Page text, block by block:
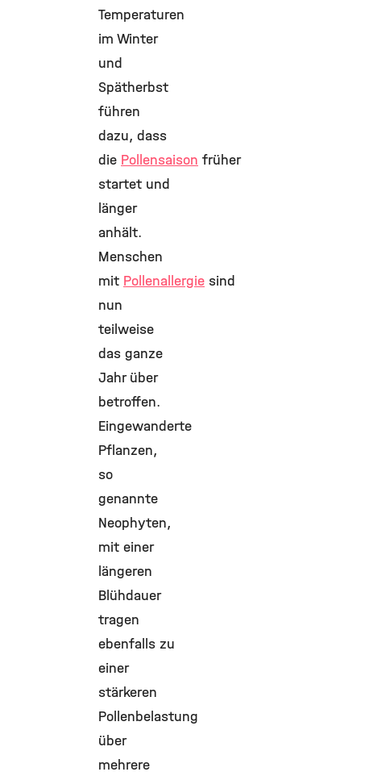
Temperaturen
im Winter
und
Spätherbst
führen
dazu, dass
die Pollensaison früher
startet und
länger
anhält.
Menschen
mit Pollenallergie sind
nun
teilweise
das ganze
Jahr über
betroffen.
Eingewanderte
Pflanzen,
so
genannte
Neophyten,
mit einer
längeren
Blühdauer
tragen
ebenfalls zu
einer
stärkeren
Pollenbelastung
über
mehrere